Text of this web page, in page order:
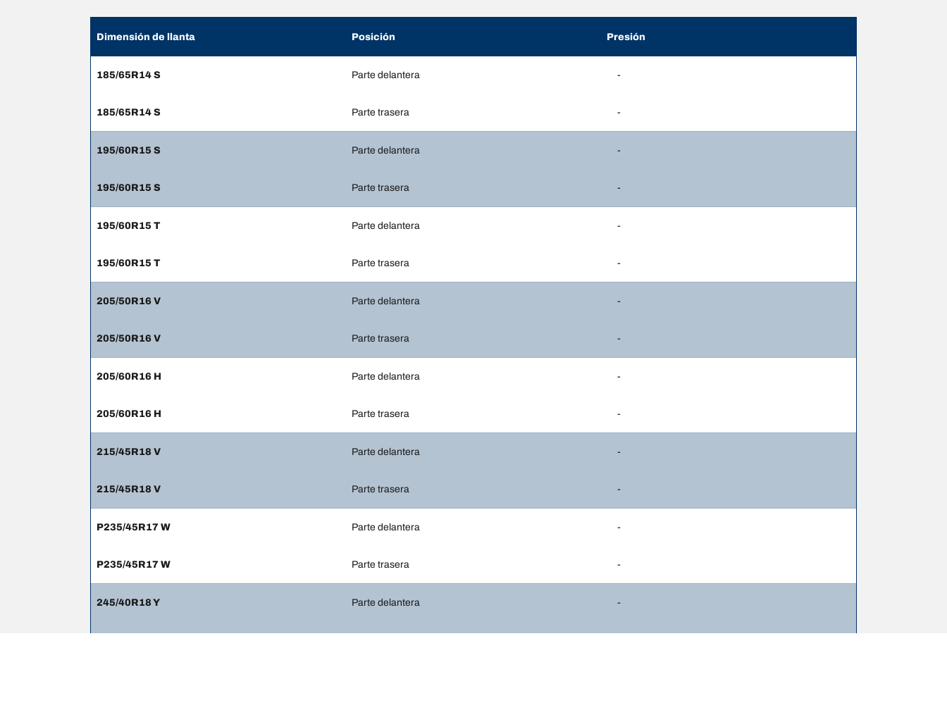
Dimensión de llanta Posición Presión
185/65R14 S Parte delantera -
185/65R14 S Parte trasera -
195/60R15 S Parte delantera -
195/60R15 S Parte trasera -
195/60R15 T Parte delantera -
195/60R15 T Parte trasera -
205/50R16 V Parte delantera -
205/50R16 V Parte trasera -
205/60R16 H Parte delantera -
205/60R16 H Parte trasera -
215/45R18 V Parte delantera -
215/45R18 V Parte trasera -
P235/45R17 W Parte delantera -
P235/45R17 W Parte trasera -
245/40R18 Y Parte delantera -